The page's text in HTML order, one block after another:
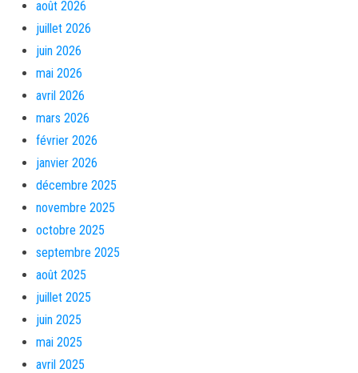
août 2026
juillet 2026
juin 2026
mai 2026
avril 2026
mars 2026
février 2026
janvier 2026
décembre 2025
novembre 2025
octobre 2025
septembre 2025
août 2025
juillet 2025
juin 2025
mai 2025
avril 2025